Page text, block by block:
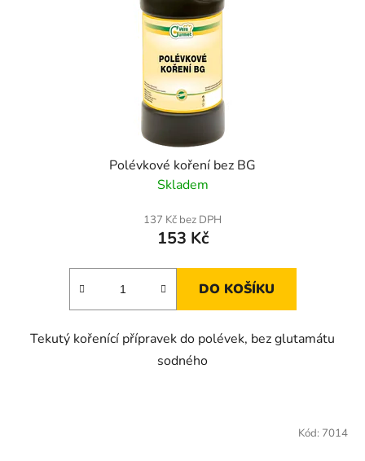
Polévkové koření bez BG
Skladem
137 Kč bez DPH
153 Kč
DO KOŠÍKU
Tekutý kořenící přípravek do polévek, bez glutamátu
sodného
Kód: 7014